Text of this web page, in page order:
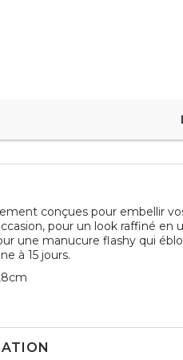
conçues pour embellir
pour un look raffiné
une manucure flashy qui
à 15 jours.